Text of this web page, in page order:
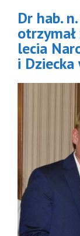
Matki
Dziecka
Biszkeku
Aktualności
Dr hab.
lecia
i Dziecka